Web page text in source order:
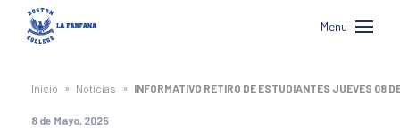
Boston
College
La
Farfana
Menu
Inicio » Noticias » INFORMATIVO RETIRO DE ESTUDIANTES JUEVES 08
8 de Mayo, 2025